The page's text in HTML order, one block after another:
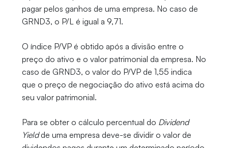
pagar pelos ganhos de uma empresa. No caso de
GRND3, o P/L é igual a 9,71.
O índice P/VP é obtido após a divisão entre o
preço do ativo e o valor patrimonial da empresa. No
caso de GRND3, o valor do P/VP de 1,55 indica
que o preço de negociação do ativo está acima do
seu valor patrimonial.
Para se obter o cálculo percentual do Dividend
Yieldde uma empresa deve-se dividir o valor de